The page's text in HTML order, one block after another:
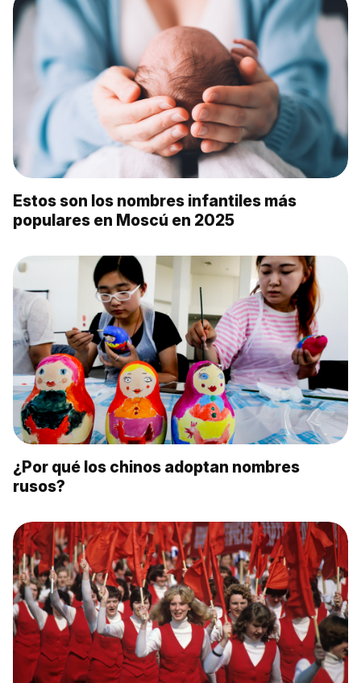
Estos son los nombres infantiles más
populares en Moscú en 2025
¿Por qué los chinos adoptan nombres
rusos?